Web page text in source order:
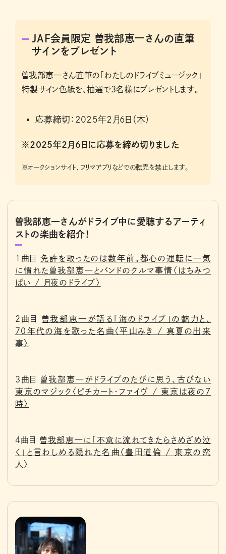
JAF会員限定 曽我部恵一さんの直筆
サインをプレゼント
曽我部恵一さん直筆の「わたしのドライブミュージック」
特製サイン色紙を、抽選で3名様にプレゼントします。
応募締切：2025年2月6日（木）
※2025年2月6日に応募を締め切りました
※オークションサイト、フリマアプリなどでの転売を禁止します。
曽我部恵一さんがドライブ中に愛聴するアーティ
ストの楽曲を紹介！
1曲目免許を取ったのは数年前。都心の運転に一気
に慣れた曽我部恵一とバンドのクルマ事情〈はちみつ
ぱい / 月夜のドライブ〉
2曲目 曽我部恵一が語る「海のドライブ」の魅力と、
70年代の海を歌った名曲〈平山みき / 真夏の出来
事〉
3曲目 曽我部恵一がドライブのたびに思う、古びない
東京のマジック〈ピチカート・ファイヴ / 東京は夜の7
時〉
4曲目 曽我部恵一に「不意に流れてきたらさめざめ泣
く」と言わしめる隠れた名曲〈豊田道倫 / 東京の恋
人〉